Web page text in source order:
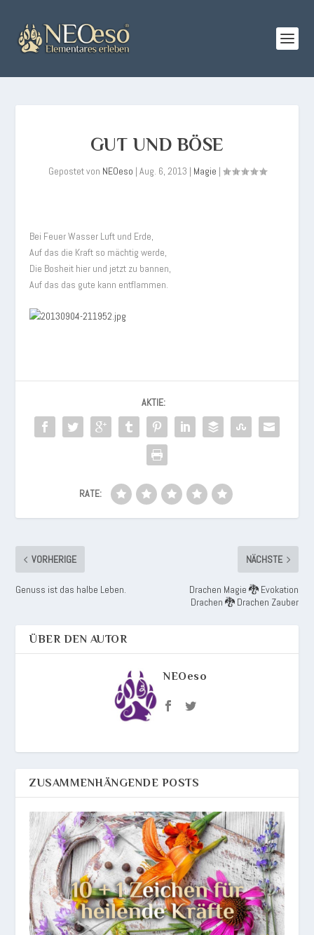
GUT UND BÖSE
Gepostet von NEOeso | Aug. 6, 2013 | Magie |
Bei Feuer Wasser Luft und Erde,
Auf das die Kraft so mächtig werde,
Die Bosheit hier und jetzt zu bannen,
Auf das das gute kann entflammen.
AKTIE:
RATE:
VORHERIGE
Genuss ist das halbe Leben.
NÄCHSTE
Drachen Magie 🐉 Evokation
Drachen 🐉 Drachen Zauber
ÜBER DEN AUTOR
NEOeso
ZUSAMMENHÄNGENDE POSTS